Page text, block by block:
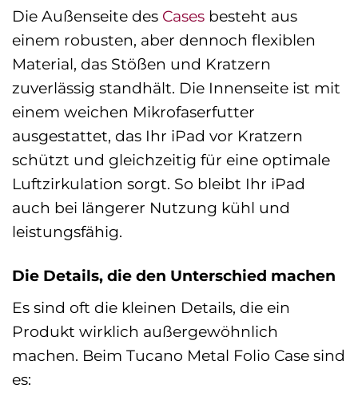
Die Außenseite des Cases besteht aus
einem robusten, aber dennoch flexiblen
Material, das Stößen und Kratzern
zuverlässig standhält. Die Innenseite ist mit
einem weichen Mikrofaserfutter
ausgestattet, das Ihr iPad vor Kratzern
schützt und gleichzeitig für eine optimale
Luftzirkulation sorgt. So bleibt Ihr iPad
auch bei längerer Nutzung kühl und
leistungsfähig.
Die Details, die den Unterschied machen
Es sind oft die kleinen Details, die ein
Produkt wirklich außergewöhnlich
machen. Beim Tucano Metal Folio Case sind
es: